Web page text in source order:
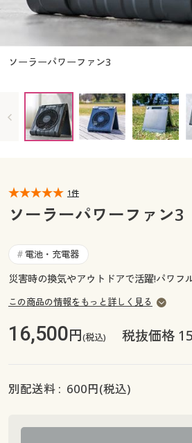
カタログ
カタログ・チラシからのご注文
デジタルカタログ
カタログ無料プレゼント
閲覧履歴
お気に入り
ご利用ガイド
よくある質問とお問い合わせ
大きいサイズ 事務・制服
カタログ・チラシからのご注文
カタログ無料プレゼント
会員メニュー
閲覧履歴
サポート
ご利用ガイド
よくある質問とお問い合わせ
ソーラーパワーファン3
1件
ソーラーパワーファン3
# 電池・充電器
災害時の換気やアウトドアで活躍!パワフ
この商品の情報をもっと詳しく見る
16,500円(税込) 税抜価格
別配送料 : 600円(税込)